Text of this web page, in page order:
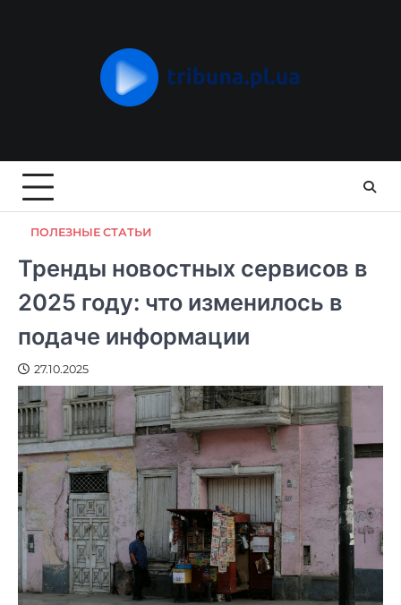
ПОЛЕЗНЫЕ СТАТЬИ
Тренды новостных сервисов в
2025 году: что изменилось в
подаче информации
27.10.2025